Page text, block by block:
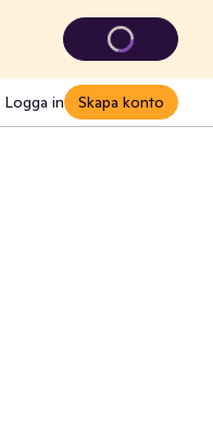
Logga in Skapa konto